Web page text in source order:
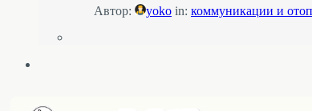
Автор: yoko in: коммуникации и